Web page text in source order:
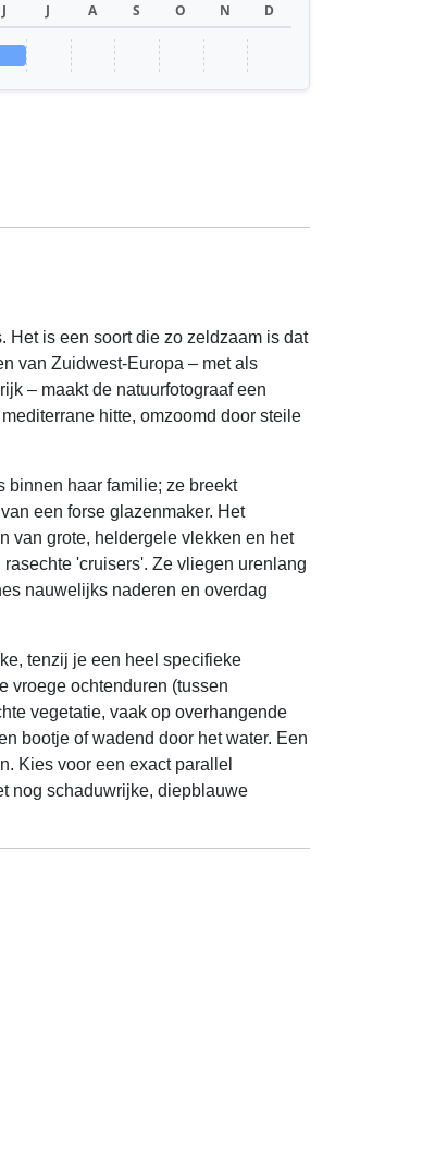
J J A S O N D
is een soort die zo zeldzaam is dat
van Zuidwest-Europa – met als
– maakt de natuurfotograaf een
hitte, omzoomd door steile
binnen haar familie; ze breekt
een forse glazenmaker. Het
van grote, heldergele vlekken en het
'cruisers'. Ze vliegen urenlang
nauwelijks naderen en overdag
tenzij je een heel specifieke
vroege ochtenduren (tussen
vegetatie, vaak op overhangende
bootje of wadend door het water. Een
Kies voor een exact parallel
nog schaduwrijke, diepblauwe